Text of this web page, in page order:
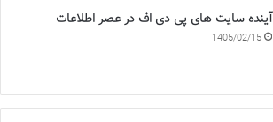
آینده سایت های پی دی اف در عصر اطلاعات
1405/02/15